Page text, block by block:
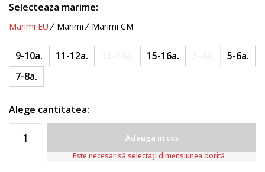
Selecteaza marime:
Marimi EU Marimi Marimi CM
9-10a. 11-12a. 15-16a.
5-6a.
7-8a.
Alege cantitatea:
Adauga in cos
Este necesar să selectați dimensiunea dorită